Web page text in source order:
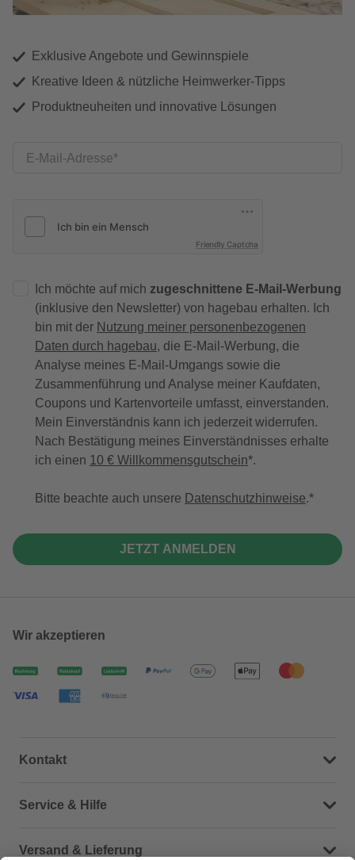
Exklusive Angebote und Gewinnspiele
Kreative Ideen & nützliche Heimwerker-Tipps
Produktneuheiten und innovative Lösungen
E-Mail-Adresse
Friendly Captcha
Ich möchte auf mich zugeschnittene E-Mail-Werbung
(inklusive den Newsletter) von hagebau erhalten. Ich
bin mit der Nutzung meiner personenbezogenen
Daten durch hagebau, die E-Mail-Werbung, die
Analyse meines E-Mail-Umgangs sowie die
Zusammenführung und Analyse meiner Kaufdaten,
Coupons und Kartenvorteile umfasst, einverstanden.
Mein Einverständnis kann ich jederzeit widerrufen.
Nach Bestätigung meines Einverständnisses erhalte
ich einen 10 € Willkommensgutschein*.
Bitte beachte auch unsere Datenschutzhinweise.
JETZT ANMELDEN
Wir akzeptieren
Kontakt
Dein Kontakt zu uns
Service & Hilfe
Häufige Fragen (FAQ)
Versand & Lieferung